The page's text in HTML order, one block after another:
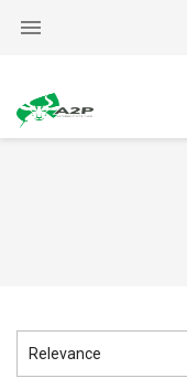

Relevance